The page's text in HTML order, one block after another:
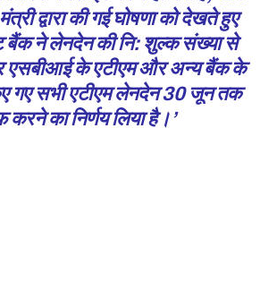
मंत्री द्वारा की गई घोषणा को देखते हुए
बैंक ने लेनदेन की नि: शुल्क संख्या से
एसबीआई के एटीएम और अन्य बैंक के
गए सभी एटीएम लेनदेन 30 जून तक
करने का निर्णय लिया है।’